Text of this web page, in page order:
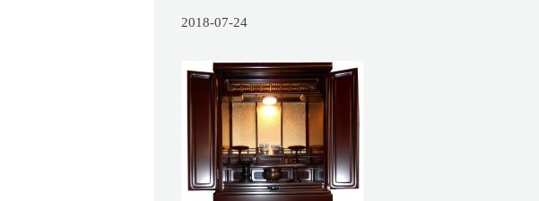
2018-07-24